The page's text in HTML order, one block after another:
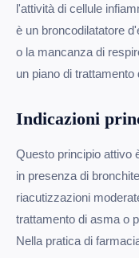
l'attività di cellule
è un broncodilatatore
o la mancanza di
un piano di trattamento
Indicazioni
Questo principio attivo
in presenza di
riacutizzazioni
trattamento di asma o
Nella pratica di